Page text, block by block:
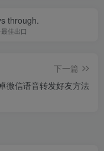
through.
佳出口
下一篇
微信语音转发好友方法